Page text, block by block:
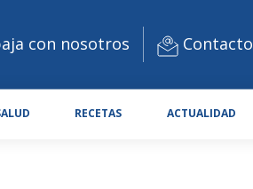
con nosotros Contacto
RECETAS ACTUALIDAD